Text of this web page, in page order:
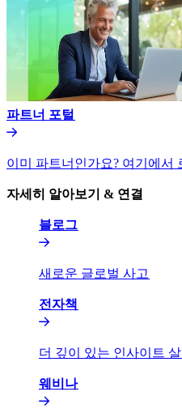
파트너 포털​​
이미 파트너인가요? 여기에서
자세히 알아보기 & 연결​​
블로그​​
새로운 글로벌 사고​​
전자책​​
더 깊이 있는 인사이트 살
웨비나​​